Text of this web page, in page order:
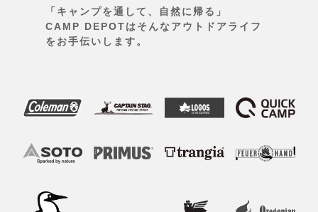
「キャンプを通して、自然に帰る」
CAMP DEPOTはそんなアウトドアライフ
をお手伝いします。